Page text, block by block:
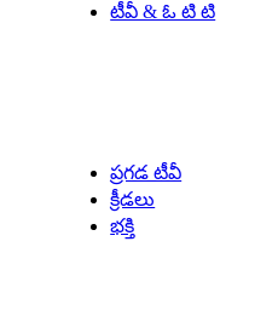
టీవీ & ఓ టి టి
ప్రగడ టీవీ
క్రీడలు
భక్తి